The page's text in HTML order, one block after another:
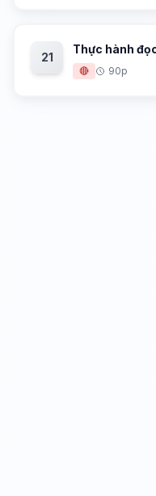
21
Thực hành
🔴 90p